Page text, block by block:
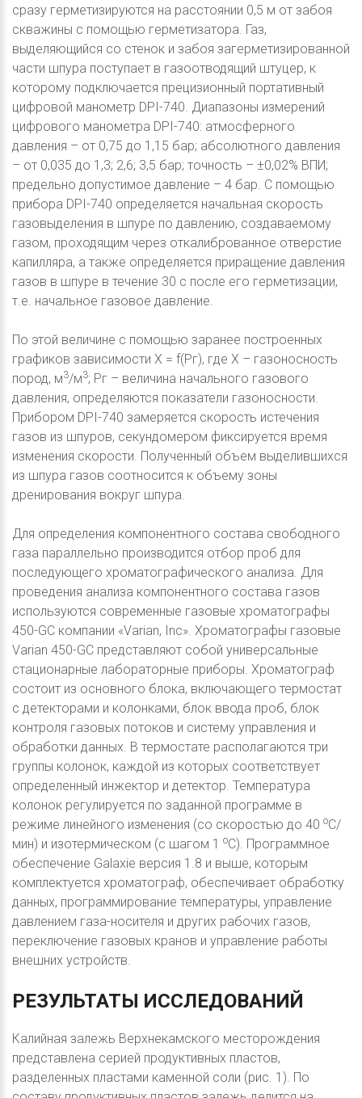
сразу герметизируются на расстоянии 0,5 м от забоя
скважины с помощью герметизатора. Газ,
выделяющийся со стенок и забоя загерметизированной
части шпура поступает в газоотводящий штуцер, к
которому подключается прецизионный портативный
цифровой манометр DPI-740. Диапазоны измерений
цифрового манометра DPI-740: атмосферного
давления – от 0,75 до 1,15 бар; абсолютного давления
– от 0,035 до 1,3; 2,6; 3,5 бар; точность – ±0,02% ВПИ;
предельно допустимое давление – 4 бар. С помощью
прибора DPI-740 определяется начальная скорость
газовыделения в шпуре по давлению, создаваемому
газом, проходящим через откалиброванное отверстие
капилляра, а также определяется приращение давления
газов в шпуре в течение 30 с после его герметизации,
т.е. начальное газовое давление.
По этой величине с помощью заранее построенных
графиков зависимости Х = f(Pг), где Х – газоносность
пород, м3/м3; Рг – величина начального газового
давления, определяются показатели газоносности.
Прибором DPI-740 замеряется скорость истечения
газов из шпуров, секундомером фиксируется время
изменения скорости. Полученный объем выделившихся
из шпура газов соотносится к объему зоны
дренирования вокруг шпура.
Для определения компонентного состава свободного
газа параллельно производится отбор проб для
последующего хроматографического анализа. Для
проведения анализа компонентного состава газов
используются современные газовые хроматографы
450-GC компании «Varian, Inc». Хроматографы газовые
Varian 450-GC представляют собой универсальные
стационарные лабораторные приборы. Хроматограф
состоит из основного блока, включающего термостат
с детекторами и колонками, блок ввода проб, блок
контроля газовых потоков и систему управления и
обработки данных. В термостате располагаются три
группы колонок, каждой из которых соответствует
определенный инжектор и детектор. Температура
колонок регулируется по заданной программе в
режиме линейного изменения (со скоростью до 40 оС/
мин) и изотермическом (с шагом 1
оС). Программное
обеспечение Galaxie версия 1.8 и выше, которым
комплектуется хроматограф, обеспечивает обработку
данных, программирование температуры, управление
давлением газа-носителя и других рабочих газов,
переключение газовых кранов и управление работы
внешних устройств.
РЕЗУЛЬТАТЫ ИССЛЕДОВАНИЙ
Калийная залежь Верхнекамского месторождения
представлена серией продуктивных пластов,
разделенных пластами каменной соли (рис. 1). По